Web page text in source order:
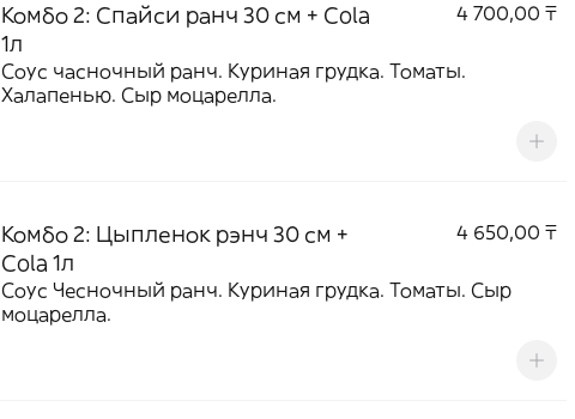
Комбо 2: Спайси ранч 30 см + Cola
1л
4 700,00 ₸
Соус часночный ранч. Куриная грудка. Томаты.
Халапенью. Сыр моцарелла.
Комбо 2: Цыпленок рэнч 30 см +
Cola 1л
4 650,00 ₸
Соус Чесночный ранч. Куриная грудка. Томаты. Сыр
моцарелла.